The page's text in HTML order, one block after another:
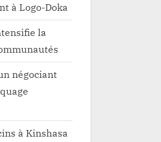
à Logo-Doka
la
négociant
à Kinshasa